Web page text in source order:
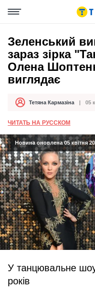
Зеленський
зараз зірка
Олена
виглядає
АвторТетяна Кармазіна
Дата публікації 05
ЧИТАТЬ НА РУССКОМ
Новина оновлена 05 квітня
У танцювальне
років